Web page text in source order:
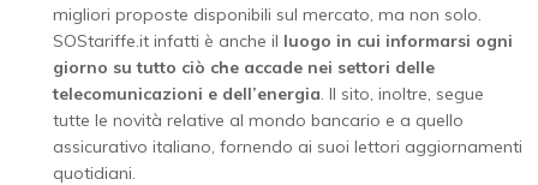
migliori proposte disponibili sul mercato, ma non solo.
SOStariffe.it infatti è anche il luogo in cui informarsi ogni
giorno su tutto ciò che accade nei settori delle
telecomunicazioni e dell’energia. Il sito, inoltre, segue
tutte le novità relative al mondo bancario e a quello
assicurativo italiano, fornendo ai suoi lettori aggiornamenti
quotidiani.